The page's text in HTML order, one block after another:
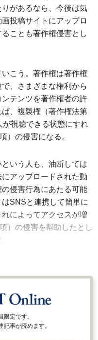
があるなら、今後は気
投稿サイトにアップロ
ことも著作権侵害とし
こう。著作権は著作権
、さまざまな権利から
テンツを著作権者の許
、複製権（著作権法第
視聴できる状態にすれ
）の侵害になる。
いう人も、油断しては
アップロードされた動
侵害行為にあたる可能
SNSと連携して簡単に
によってアクセスが増
）の侵害を幇助したとし
限定です。
事が読めます。